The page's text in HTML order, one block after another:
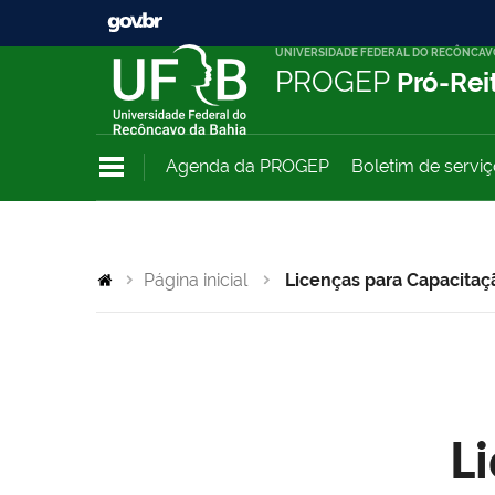
UNIVERSIDADE FEDERAL DO
PROGEP Pró-
Agenda da PROGEP Boletim de
Página inicial Licenças para